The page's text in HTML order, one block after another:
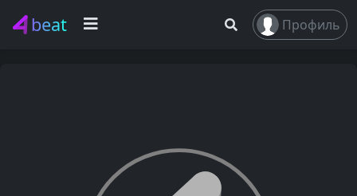
beat Профиль